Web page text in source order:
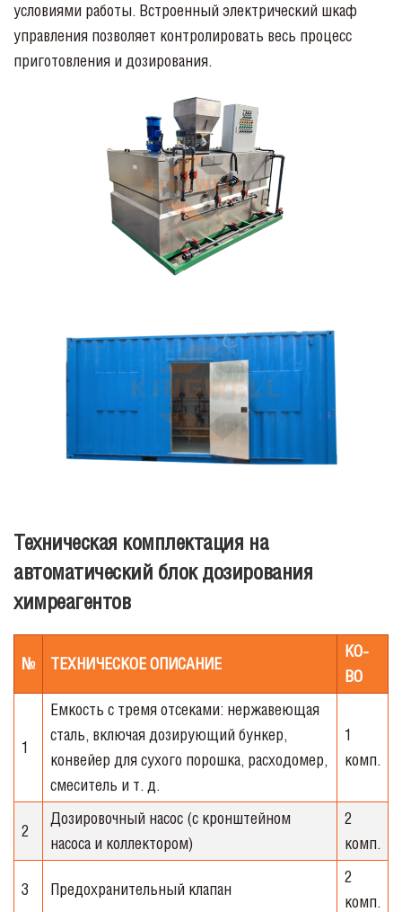
условиями работы. Встроенный электрический шкаф
управления позволяет контролировать весь процесс
приготовления и дозирования.
Техническая комплектация на
автоматический блок дозирования
химреагентов
№ ТЕХНИЧЕСКОЕОПИСАНИЕ
КО-
ВО
1
Емкость с тремя отсеками: нержавеющая
сталь, включая дозирующий бункер,
конвейер для сухого порошка, расходомер,
смеситель и т. д.
1
комп.
2
Дозировочный насос (с кронштейном
насоса и коллектором)
2
комп.
3 Предохранительный клапан
2
комп.